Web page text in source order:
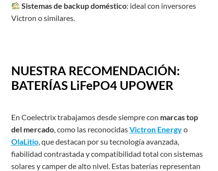
Sistemas de backup doméstico: ideal con inversores
Victron o similares.
NUESTRA RECOMENDACIÓN:
BATERÍAS LiFePO4 UPOWER
En Coelectrix trabajamos desde siempre con marcas top
del mercado, como las reconocidasVictron Energyo
OlaLitio, que destacan por su tecnología avanzada,
fiabilidad contrastada y compatibilidad total con sistemas
solares y camper de alto nivel. Estas baterías representan